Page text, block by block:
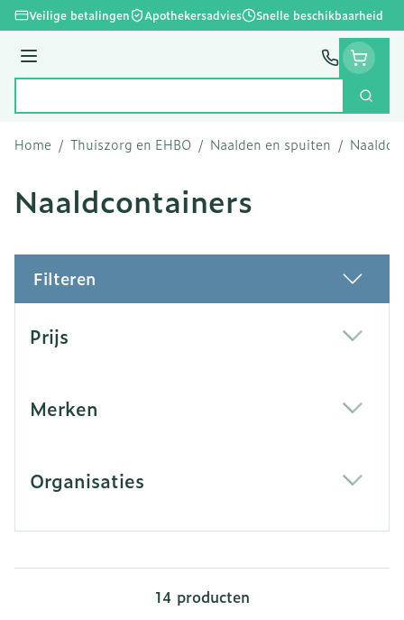
Ga naar de inhoud
Veilige betalingen Apothekersadvies Snelle beschikbaarheid
Menu
Zoek
Home / Thuiszorg en EHBO / Naalden en spuiten /
Naaldcontainers
Filteren
Prijs
Merken
Organisaties
14 producten